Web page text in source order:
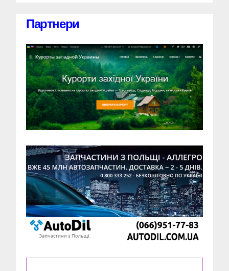
Партнери